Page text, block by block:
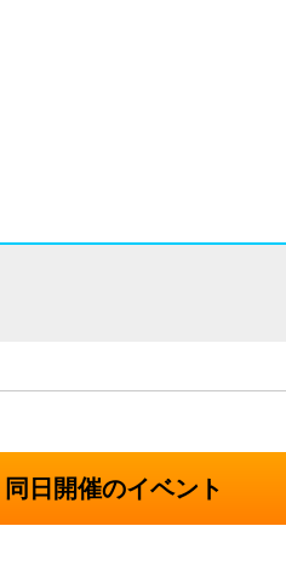
同日開催のイベント